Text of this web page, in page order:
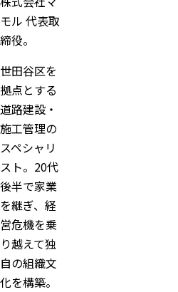
モル 代表取
締役。
世田谷区を
拠点とする
道路建設・
施工管理の
スペシャリ
スト。20代
後半で家業
を継ぎ、経
営危機を乗
り越えて独
自の組織文
化を構築。